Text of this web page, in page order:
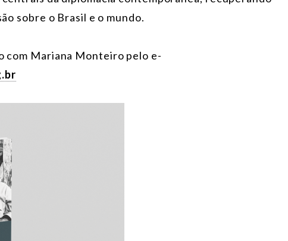
sobre o Brasil e o mundo.
com Mariana Monteiro pelo e-